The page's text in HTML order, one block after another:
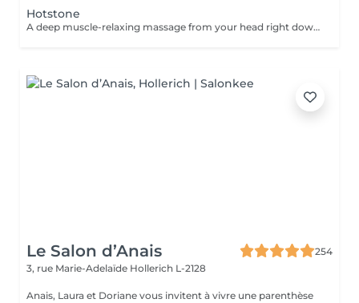
Hotstone
A deep muscle-relaxing massage from your head right down to your toes resulting from the perfectly heated volcanic stones from South America. We've added some cold stones from time to time to balance the thermic shock; a nice 'wake-up' for the muscles. Try this soothing and sense-stimulating treatment know for it's detoxifying, relaxing, and draining effects. A foot refresher ritual starts off this treatment.*Medium to strong pressure.
Le Salon d’Anais
254
3, rue Marie-Adelaïde Hollerich L-2128
Anais, Laura et Doriane vous invitent à vivre une parenthèse